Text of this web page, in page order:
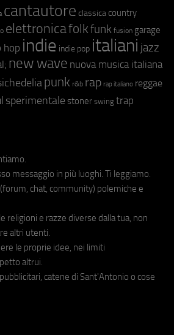
cantautore classica country
elettronicafolkfunk fusion garage
hop indie indie pop italiani jazz
new wave nuova musica italiana
punk r&b rap rap italiano reggae
sperimentale stoner swing trap
messaggio in più luoghi. Ti leggiamo.
chat, community) polemiche e
religioni e razze diverse dalla tua, non
altri utenti.
le proprie idee, nei limiti
altrui.
catene di Sant'Antonio o cose